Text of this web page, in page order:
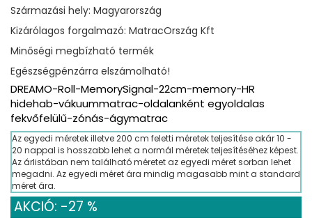
Származási hely: Magyarország
Kizárólagos forgalmazó: MatracOrszág Kft
Minőségi megbízható termék
Egészségpénzárra elszámolható!
DREAMO-Roll-MemorySignal-22cm-memory-HR
hidehab-vákuummatrac-oldalanként egyoldalas
fekvőfelülű-zónás-ágymatrac
Az egyedi méretek illetve 200 cm feletti méretek teljesítése akár 10 -
20 nappal is hosszabb lehet a normál méretek teljesítéséhez képest.
Az árlistában nem található méretet az egyedi méret sorban lehet
megadni. Az egyedi méret ára mindig magasabb mint a standard
méret ára.
AKCIÓ: -27 %